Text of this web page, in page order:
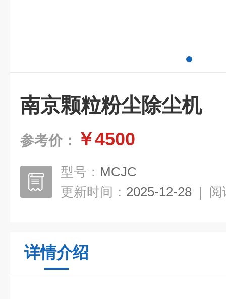
南京颗粒粉尘除尘机
参考价： ￥4500
型号： MCJC
更新时间： 2025-12-28 | 阅
详情介绍